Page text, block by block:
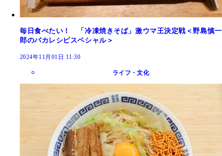
毎日食べたい！ 「冷凍焼きそば」激ウマ王決定戦＜野島慎一
郎のバカレシピスペシャル＞
2024年11月01日 11:30
ライフ・文化